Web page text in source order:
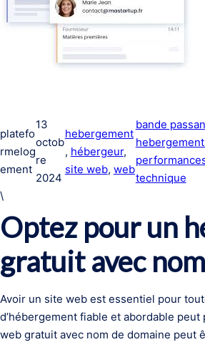
platefo
rmelog
ement
13
octob
re
2024
hebergement
, hébergeur
site web, web
bande
technique
\
Optez pour un
gratuit avec
Avoir un site web est essentiel pour
d’hébergement fiable et abordable
web gratuit avec nom de domaine peut